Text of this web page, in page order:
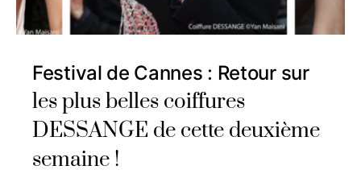
Festival de Cannes : Retour sur
les plus belles coiffures
DESSANGE de cette deuxième
semaine !